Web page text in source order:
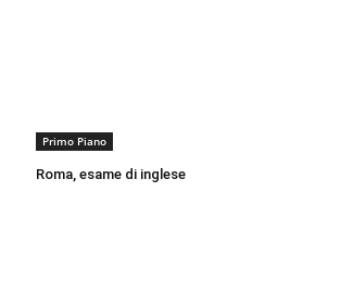
Primo Piano
Roma, esame di inglese